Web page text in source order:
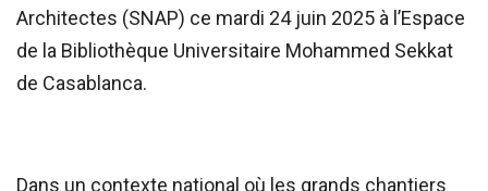
Architectes (SNAP) ce mardi 24 juin 2025 à l’Espace
de la Bibliothèque Universitaire Mohammed Sekkat
de Casablanca.
Dans un contexte national où les grands chantiers